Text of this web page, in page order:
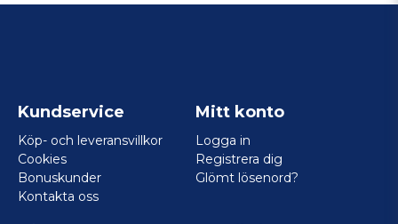
Kundservice
Köp- och leveransvillkor
Cookies
Bonuskunder
Kontakta oss
Mitt konto
Logga in
Registrera dig
Glömt lösenord?